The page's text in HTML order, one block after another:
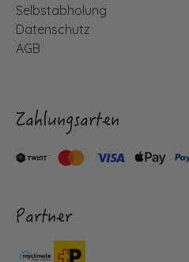
Selbstabholung
Datenschutz
AGB
Zahlungsarten
Partner